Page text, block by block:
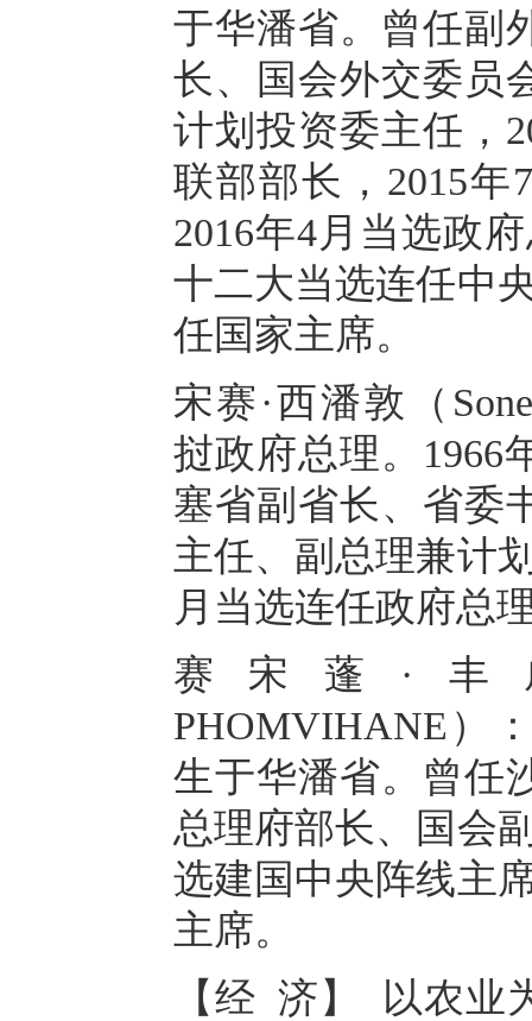
于华潘省。曾任副
长、国会外交委员
计划投资委主任，
联部部长，2015
2016年4月当选政
十二大当选连任中
任国家主席。
宋赛·西潘敦（
挝政府总理。1966
塞省副省长、省委
主任、副总理兼计
月当选连任政府总
赛宋蓬·丰威
PHOMVIHANE）
生于华潘省。曾任
总理府部长、国会
选建国中央阵线主
主席。
【经 济】 以农业